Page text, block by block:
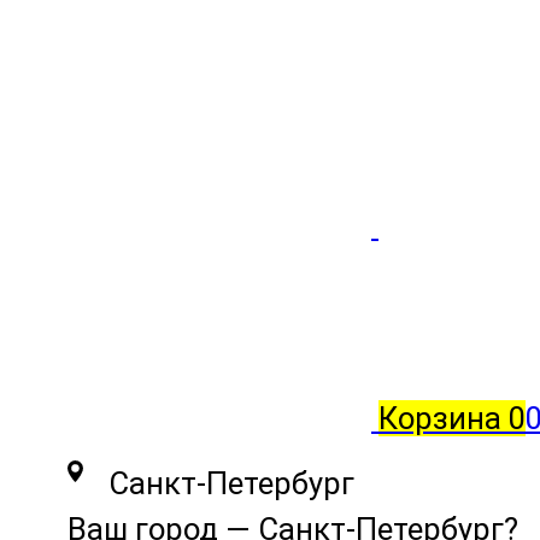
Корзина 0
Санкт-Петербург
Ваш город — Санкт-Петербург?